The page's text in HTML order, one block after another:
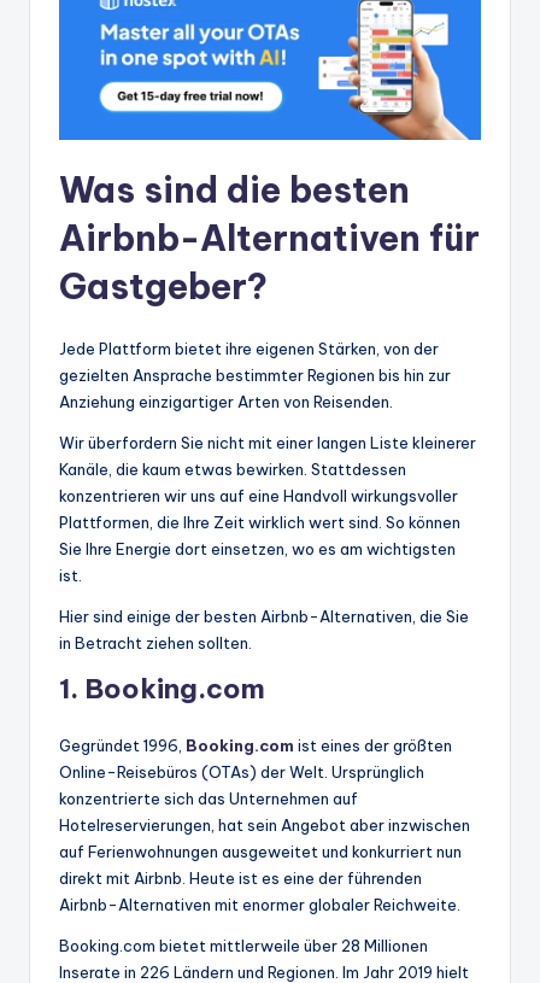
Was sind die besten
Airbnb-Alternativen für
Gastgeber?
Jede Plattform bietet ihre eigenen Stärken, von der
gezielten Ansprache bestimmter Regionen bis hin zur
Anziehung einzigartiger Arten von Reisenden.
Wir überfordern Sie nicht mit einer langen Liste kleinerer
Kanäle, die kaum etwas bewirken. Stattdessen
konzentrieren wir uns auf eine Handvoll wirkungsvoller
Plattformen, die Ihre Zeit wirklich wert sind. So können
Sie Ihre Energie dort einsetzen, wo es am wichtigsten
ist.
Hier sind einige der besten Airbnb-Alternativen, die Sie
in Betracht ziehen sollten.
1. Booking.com
Gegründet 1996, Booking.com ist eines der größten
Online-Reisebüros (OTAs) der Welt. Ursprünglich
konzentrierte sich das Unternehmen auf
Hotelreservierungen, hat sein Angebot aber inzwischen
auf Ferienwohnungen ausgeweitet und konkurriert nun
direkt mit Airbnb. Heute ist es eine der führenden
Airbnb-Alternativen mit enormer globaler Reichweite.
Booking.com bietet mittlerweile über 28 Millionen
Inserate in 226 Ländern und Regionen. Im Jahr 2019 hielt